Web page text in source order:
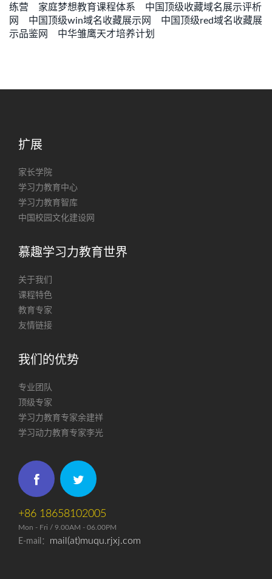
练营
家庭梦想教育课程体系
中国顶级收藏域名展示评析
网
中国顶级win域名收藏展示网
中国顶级red域名收藏展
示品鉴网
中华雏鹰天才培养计划
扩展
家长学院
学习力教育中心
学习力教育智库
中国校园文化建设网
慕趣学习力教育世界
关于我们
课程特色
教育专家
友情链接
我们的优势
专业团队
顶级专家
学习力教育专家余建祥
学习动力教育专家李光
+86 18658102005
Mon - Fri / 9.00AM - 06.00PM
E-mail： mail(at)muqu.rjxj.com